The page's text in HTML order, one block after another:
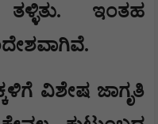
ತಳ್ಳಿತು. ಇಂತಹ
ವಿಶೇಷ ಜಾಗೃತಿ